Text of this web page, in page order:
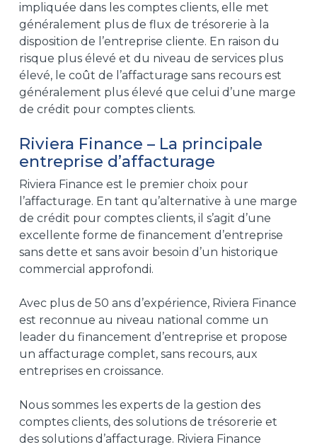
impliquée dans les comptes clients, elle met
généralement plus de flux de trésorerie à la
disposition de l’entreprise cliente. En raison du
risque plus élevé et du niveau de services plus
élevé, le coût de l’affacturage sans recours est
généralement plus élevé que celui d’une marge
de crédit pour comptes clients.
Riviera Finance – La principale
entreprise d’affacturage
Riviera Finance est le premier choix pour
l’affacturage. En tant qu’alternative à une marge
de crédit pour comptes clients, il s’agit d’une
excellente forme de financement d’entreprise
sans dette et sans avoir besoin d’un historique
commercial approfondi.
Avec plus de 50 ans d’expérience, Riviera Finance
est reconnue au niveau national comme un
leader du financement d’entreprise et propose
un affacturage complet, sans recours, aux
entreprises en croissance.
Nous sommes les experts de la gestion des
comptes clients, des solutions de trésorerie et
des solutions d’affacturage. Riviera Finance